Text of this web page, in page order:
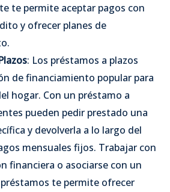
te permite aceptar pagos con
y ofrecer planes de
: Los préstamos a plazos
de financiamiento popular para
hogar. Con un préstamo a
pueden pedir prestado una
y devolverla a lo largo del
mensuales fijos. Trabajar con
financiera o asociarse con un
te permite ofrecer